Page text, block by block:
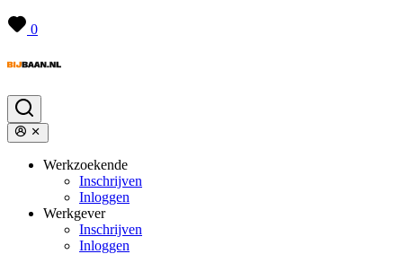
0
Werkzoekende
Inschrijven
Inloggen
Werkgever
Inschrijven
Inloggen